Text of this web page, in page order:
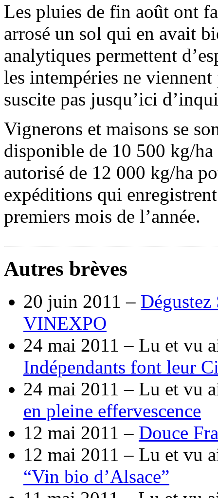
Les pluies de fin août ont
arrosé un sol qui en avait
analytiques permettent
les intempéries ne
suscite pas jusqu’ici
Vignerons et maisons se
disponible de 10 500 kg/
autorisé de 12 000 kg/ha
expéditions qui
premiers mois de l’année.
Autres brèves
20 juin 2011 –
VINEXPO
24 mai 2011 – Lu et vu
Indépendants font leur
24 mai 2011 – Lu et vu
en pleine effervescence
12 mai 2011 – Douce
12 mai 2011 – Lu et vu
“Vin bio d’Alsace”